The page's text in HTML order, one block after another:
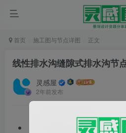
首页 施工图与节点详图 正文
线性排水沟缝隙式排水沟节
灵感屋
2年前发布
文件格式：dwg